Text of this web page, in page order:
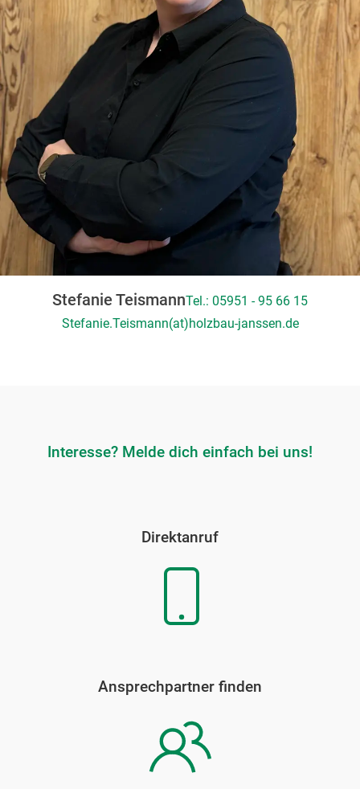
Stefanie TeismannTel.: 05951 - 95 66 15
Stefanie.Teismann(at)holzbau-janssen.de
Interesse? Melde dich einfach bei uns!
Direktanruf
Ansprechpartner finden